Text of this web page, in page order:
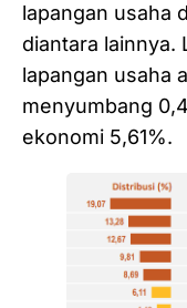
lapangan usaha
diantara lainnya.
lapangan usaha
menyumbang
ekonomi 5,61%.